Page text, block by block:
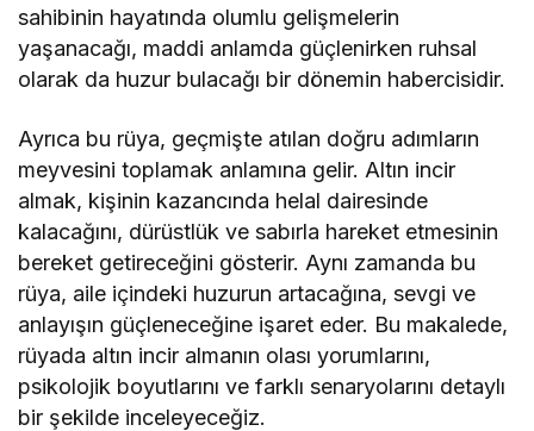
sahibinin hayatında olumlu gelişmelerin
yaşanacağı, maddi anlamda güçlenirken ruhsal
olarak da huzur bulacağı bir dönemin habercisidir.
Ayrıca bu rüya, geçmişte atılan doğru adımların
meyvesini toplamak anlamına gelir. Altın incir
almak, kişinin kazancında helal dairesinde
kalacağını, dürüstlük ve sabırla hareket etmesinin
bereket getireceğini gösterir. Aynı zamanda bu
rüya, aile içindeki huzurun artacağına, sevgi ve
anlayışın güçleneceğine işaret eder. Bu makalede,
rüyada altın incir almanın olası yorumlarını,
psikolojik boyutlarını ve farklı senaryolarını detaylı
bir şekilde inceleyeceğiz.